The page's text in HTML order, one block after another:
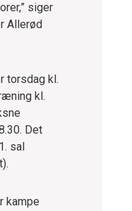
siger
Allerød
torsdag kl.
kl.
Det
sal
kampe